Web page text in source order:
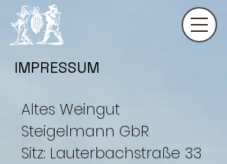
IMPRESSUM
Altes Weingut
Steigelmann GbR
Sitz: Lauterbachstraße 33